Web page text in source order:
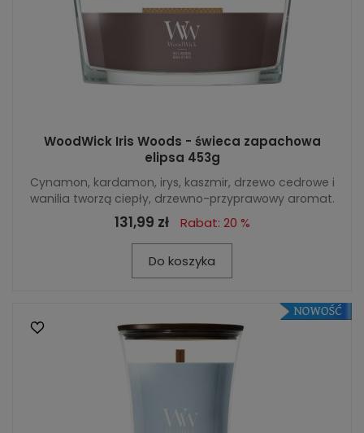
WoodWick Iris Woods - świeca zapachowa
elipsa 453g
Cynamon, kardamon, irys, kaszmir, drzewo cedrowe i
wanilia tworzą ciepły, drzewno-przyprawowy aromat.
131,99 zł Rabat: 20 %
Do koszyka